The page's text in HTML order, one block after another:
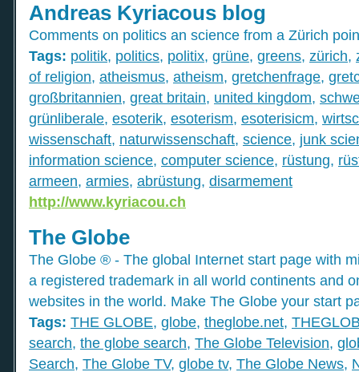
Andreas Kyriacous blog
Comments on politics an science from a Zürich
Tags: politik, politics, politix, grüne, greens, zürich,
of religion, atheismus, atheism, gretchenfrage,
großbritannien, great britain, united kingdom,
grünliberale, esoterik, esoterism, esoterisicm,
wissenschaft, naturwissenschaft, science, junk
information science, computer science, rüstung,
armeen, armies, abrüstung, disarmement
http://www.kyriacou.ch
The Globe
The Globe ® - The global Internet start page with
a registered trademark in all world continents and
websites in the world. Make The Globe your start
Tags: THE GLOBE, globe, theglobe.net,
search, the globe search, The Globe Television,
Search, The Globe TV, globe tv, The Globe News,